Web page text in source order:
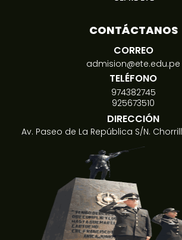
CONTÁCTANOS
CORREO
admision@ete.edu.pe
TELÉFONO
974382745
925673510
DIRECCIÓN
Av. Paseo de La República S/N.